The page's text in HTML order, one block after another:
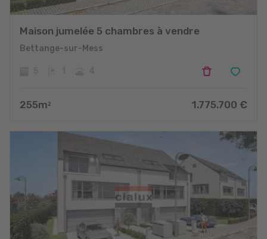
Maison jumelée 5 chambres à vendre
Bettange-sur-Mess
255m 2 1.775.700 €